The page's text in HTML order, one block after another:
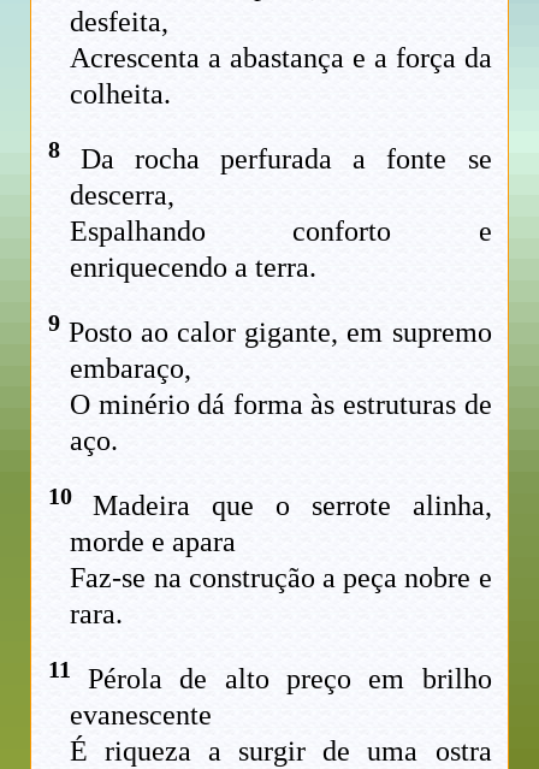
desfeita,
Acrescenta a abastança e a força da
colheita.
8Da rocha perfurada a fonte se
descerra,
Espalhando conforto e
enriquecendo a terra.
9Posto ao calor gigante, em supremo
embaraço,
O minério dá forma às estruturas de
aço.
10Madeira que o serrote alinha,
morde e apara
Faz-se na construção a peça nobre e
rara.
11
Pérola de alto preço em brilho
evanescente
É riqueza a surgir de uma ostra